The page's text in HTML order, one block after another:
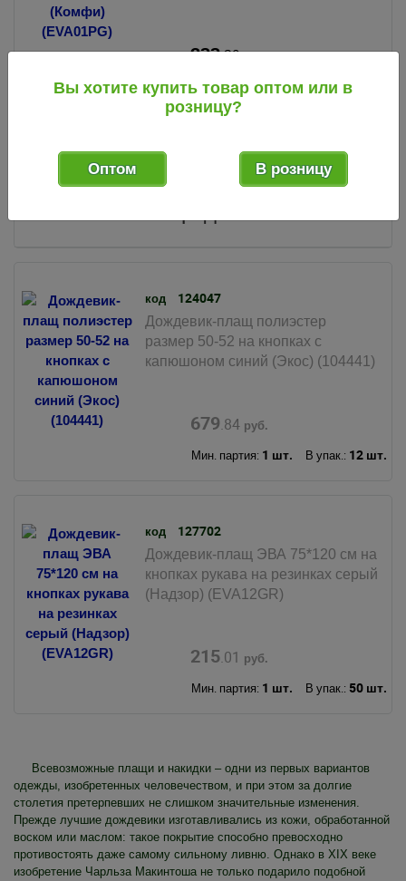
233.29
Мин. партия:1 шт. В упак.:50 шт.
Товары, временно отсутствующие
код 124047
Дождевик-плащ полиэстер
размер 50-52 на кнопках с
капюшоном синий (Экос) (104441)
679.84руб.
Мин. партия: 1 шт. В упак.: 12 шт.
код 127702
Дождевик-плащ ЭВА 75*120 см на
кнопках рукава на резинках серый
(Надзор) (EVA12GR)
215.01 руб.
Мин. партия: 1 шт. В упак.: 50 шт.
Всевозможные плащи и накидки – одни из первых вариантов
одежды, изобретенных человечеством, и при этом за долгие
столетия претерпевших не слишком значительные изменения.
Прежде лучшие дождевики изготавливались из кожи, обработанной
воском или маслом: такое покрытие способно превосходно
противостоять даже самому сильному ливню. Однако в XIX веке
изобретение Чарльза Макинтоша не только подарило подобной
Вы хотите купить товар оптом или в
розницу?
Оптом В розницу